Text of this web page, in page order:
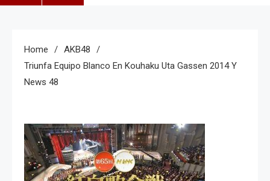
Home
AKB48
Triunfa Equipo Blanco En Kouhaku Uta Gassen 2014 Y
News 48